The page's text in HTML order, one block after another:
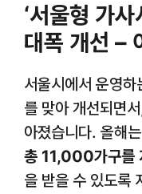
‘서울형 가
대폭 개선 –
서울시에서 운영하
를 맞아 개선되면
아졌습니다. 올해
총 11,000가구를
을 받을 수 있도록